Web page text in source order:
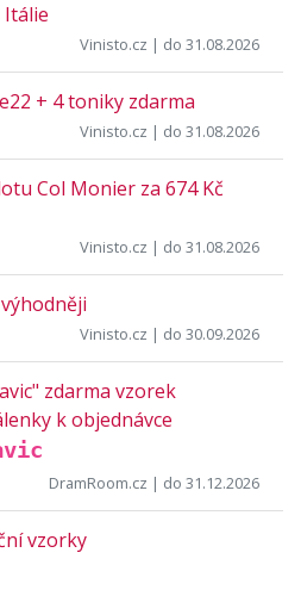
Itálie
Vinisto.cz | do 31.08.2026
+ 4 toniky zdarma
Vinisto.cz | do 31.08.2026
Col Monier za 674 Kč
Vinisto.cz | do 31.08.2026
Vinisto.cz | do 30.09.2026
zdarma vzorek
k objednávce
DramRoom.cz | do 31.12.2026
vzorky